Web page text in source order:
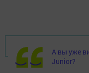
А вы уже
Junior?